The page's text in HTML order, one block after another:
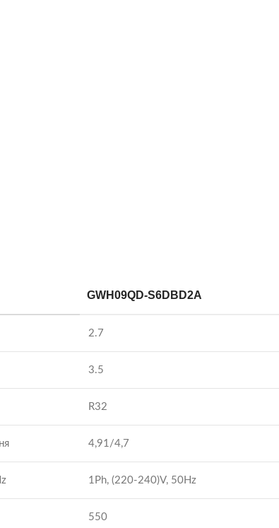
GWH09QD-S6DBD2A
2.7
3.5
R32
4,91/4,7
1Ph, (220-240)V, 50Hz
550